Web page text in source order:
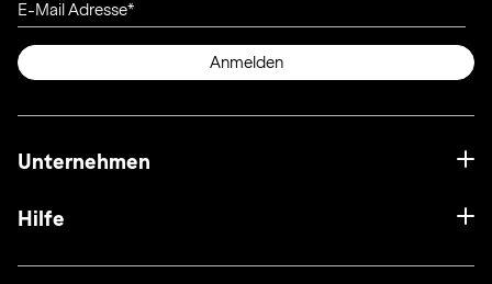
E-Mail Adresse
Anmelden
Unternehmen
Hilfe